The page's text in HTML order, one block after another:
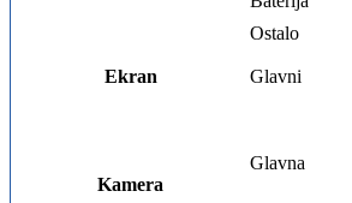
Ostalo
Ekran Glavni
Kamera
Glavna